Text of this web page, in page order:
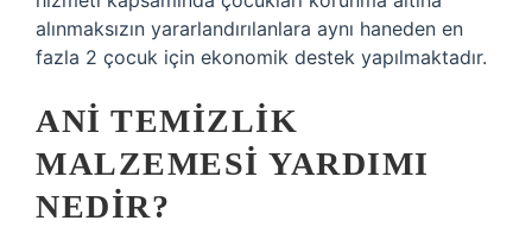
alınmaksızın yararlandırılanlara aynı haneden en
fazla 2 çocuk için ekonomik destek yapılmaktadır.
ANI TEMIZLIK
MALZEMESI YARDIMI
NEDIR?